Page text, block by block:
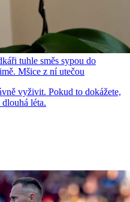
tuhle směs sypou do
Mšice z ní utečou
vyživit. Pokud to dokážete,
léta.